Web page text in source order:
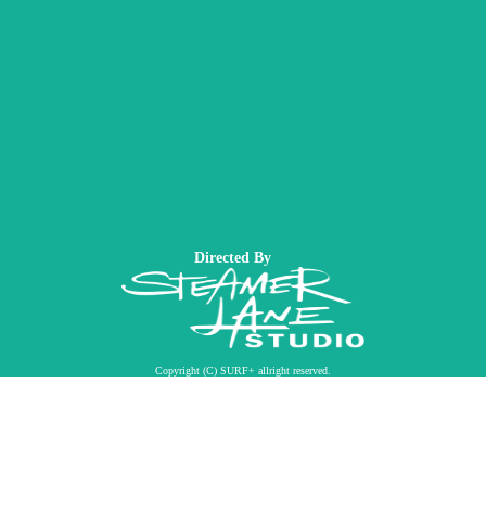
Directed By
Copyright (C) SURF+ allright reserved.